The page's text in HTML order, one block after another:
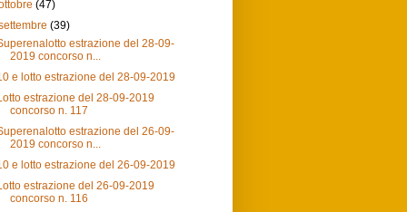
(47)
(39)
estrazione del 28-09-
2019 concorso n...
e lotto estrazione del 28-09-2019
estrazione del 28-09-2019
concorso n. 117
estrazione del 26-09-
2019 concorso n...
e lotto estrazione del 26-09-2019
estrazione del 26-09-2019
concorso n. 116